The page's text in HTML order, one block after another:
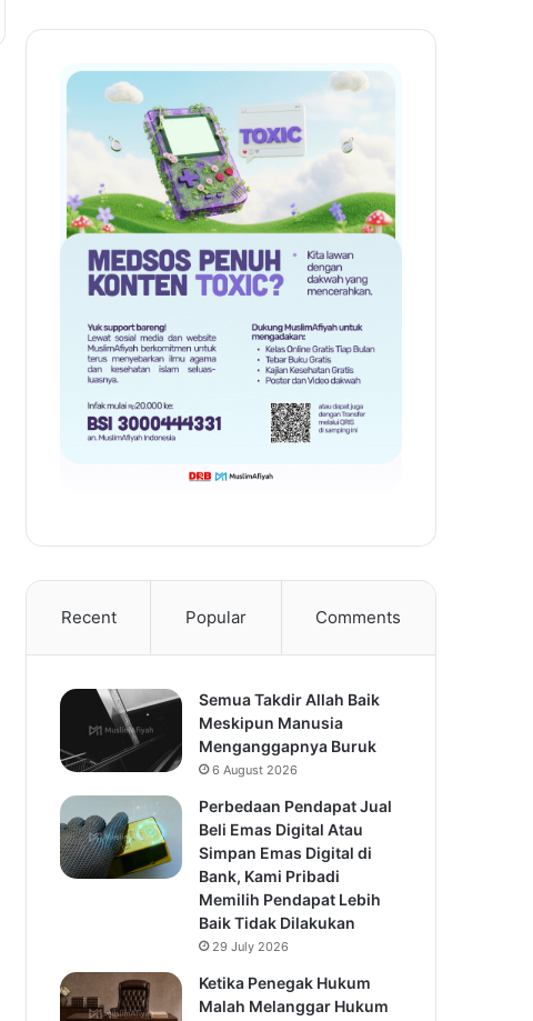
Recent Popular Comments
Semua Takdir Allah Baik
Meskipun Manusia
Menganggapnya Buruk
6 August 2026
Perbedaan Pendapat Jual
Beli Emas Digital Atau
Simpan Emas Digital di
Bank, Kami Pribadi
Memilih Pendapat Lebih
Baik Tidak Dilakukan
29 July 2026
Ketika Penegak Hukum
Malah Melanggar Hukum